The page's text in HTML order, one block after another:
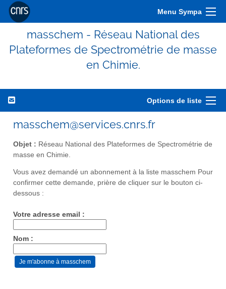
Menu Sympa
masschem - Réseau National des
Plateformes de Spectrométrie de masse
en Chimie.
Options de liste
masschem@services.cnrs.fr
Objet : Réseau National des Plateformes de Spectrométrie de
masse en Chimie.
Vous avez demandé un abonnement à la liste masschem Pour
confirmer cette demande, prière de cliquer sur le bouton ci-
dessous :
Votre adresse email :
Nom :